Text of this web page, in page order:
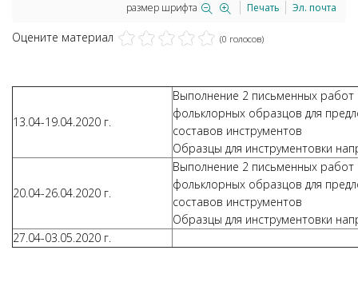
размер шрифта Печать Эл. почта
Оцените материал (0 голосов)
13.04-19.04.2020 г.
Выполнение 2 письменных работ
фольклорных образцов для
составов инструментов
Образцы для инструментовки
20.04-26.04.2020 г.
Выполнение 2 письменных работ
фольклорных образцов для
составов инструментов
Образцы для инструментовки
27.04-03.05.2020 г.